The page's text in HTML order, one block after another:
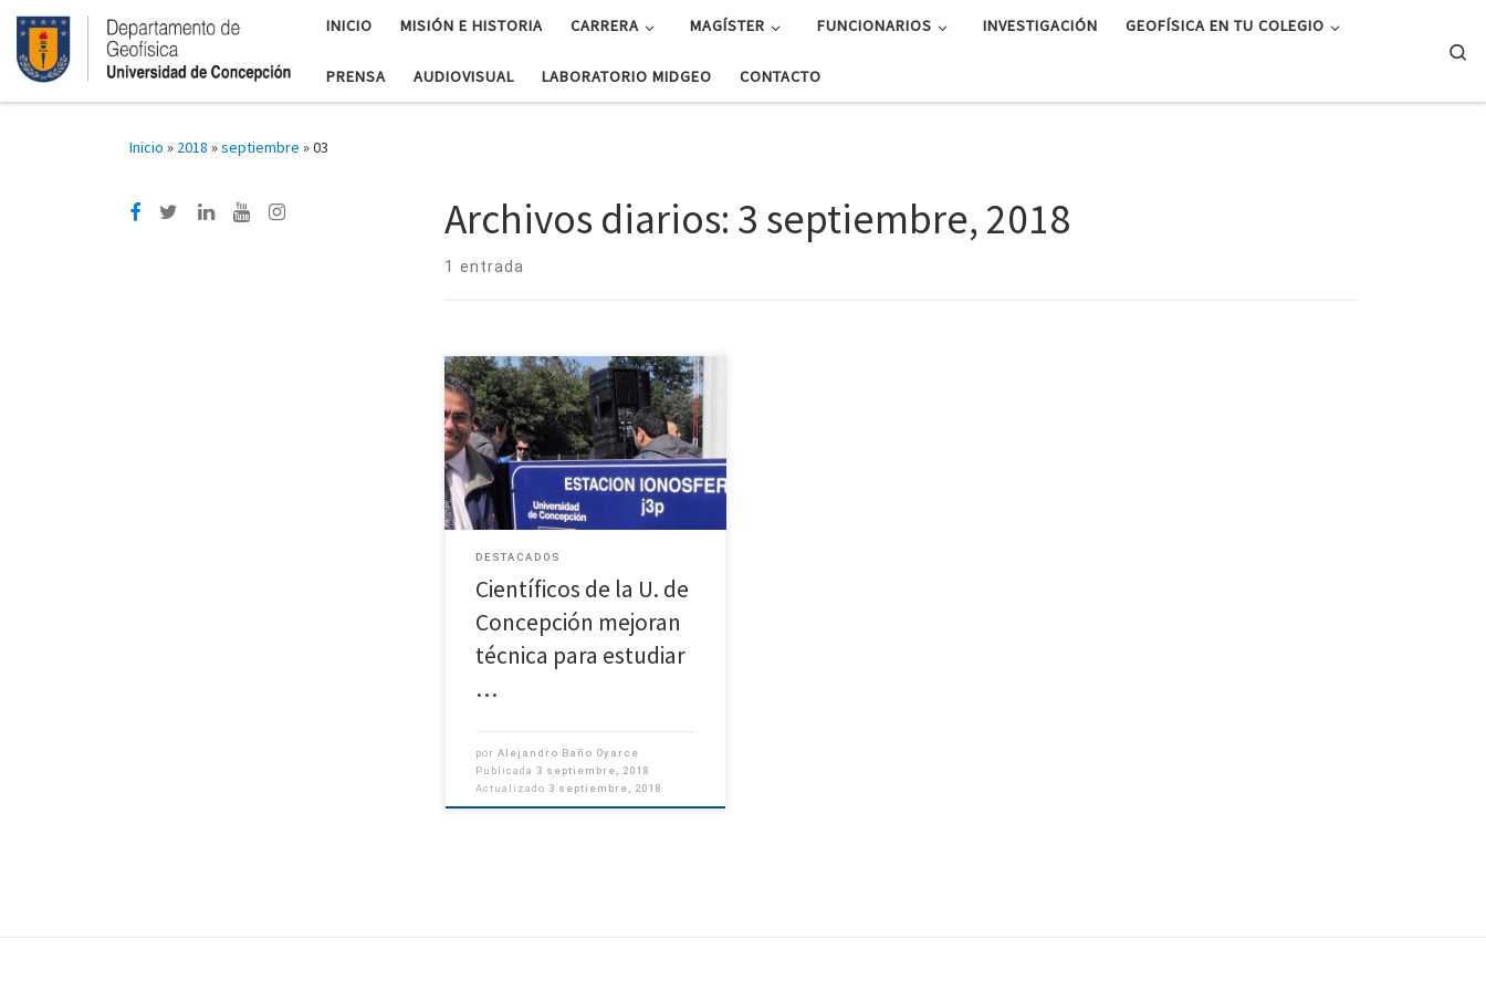
INICIO MISIÓN E HISTORIA CARRERA MAGÍSTER FUNCIONARIOS INVESTIGACIÓN GEOFÍSICA EN TU COLEGIO
PRENSA AUDIOVISUAL LABORATORIO MIDGEO CONTACTO
Inicio » 2018 »septiembre »03
Archivos diarios: 3 septiembre, 2018
1 entrada
Permite refinar análisis de
perturbaciones por sismos, tsunami o
erupciones. Tres investigadores de la
Facultad de Ciencias Físicas y
Matemáticas de la Universidad de
Concepción lograron medir la altura
de […]
DESTACADOS
Científicos de la U. de
Concepción mejoran
técnica para estudiar
…
porAlejandro Baño Oyarce
Publicada 3 septiembre, 2018
Actualizado 3 septiembre, 2018